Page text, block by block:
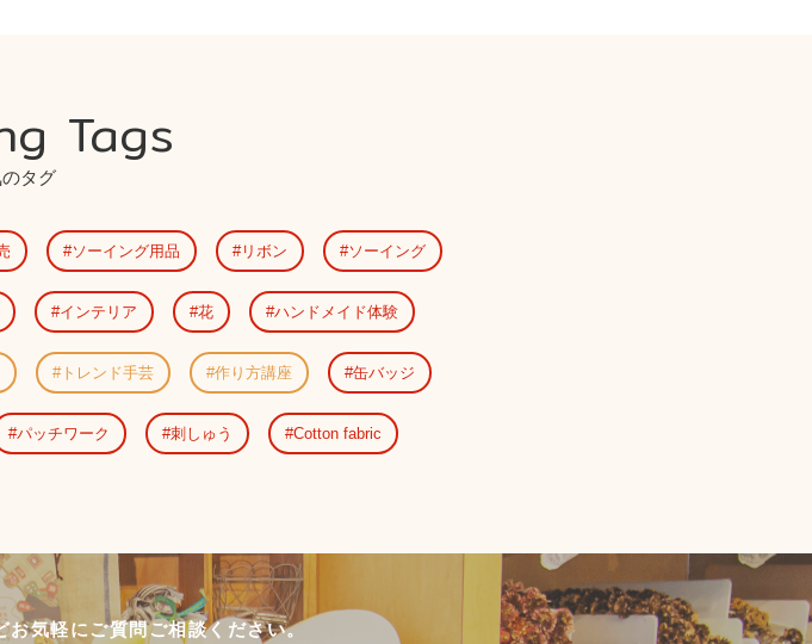
Tags
のタグ
ソーイング用品 リボン ソーイング
インテリア 花 ハンドメイド体験
トレンド手芸 作り方講座 缶バッジ
パッチワーク 刺しゅう Cotton fabric
お気軽にご質問ご相談ください。